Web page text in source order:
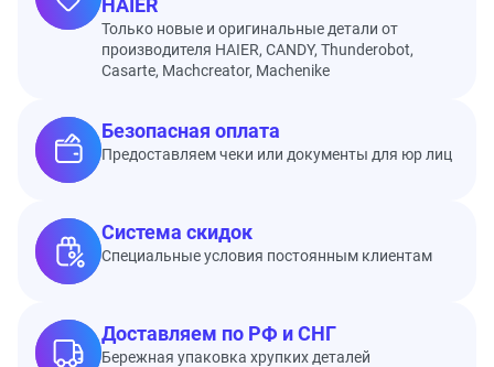
HAIER
Только новые и оригинальные детали от
производителя HAIER, CANDY, Thunderobot,
Casarte, Machcreator, Machenike
Безопасная оплата
Предоставляем чеки или документы для юр лиц
Система скидок
Специальные условия постоянным клиентам
Доставляем по РФ и СНГ
Бережная упаковка хрупких деталей